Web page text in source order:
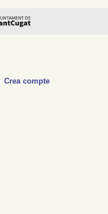
Crea compte